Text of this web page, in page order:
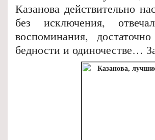
Казанова действительно
без исключения,
воспоминания,
бедности и одиночестве…